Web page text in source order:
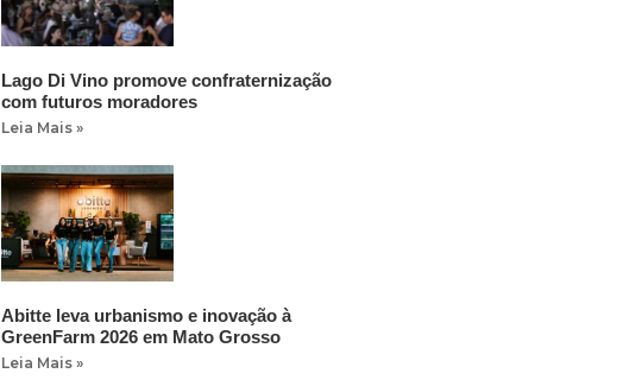
Lago Di Vino promove confraternização
com futuros moradores
Leia Mais »
Abitte leva urbanismo e inovação à
GreenFarm 2026 em Mato Grosso
Leia Mais »